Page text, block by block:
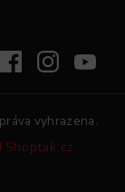
vyhrazena.
Shoptak.cz